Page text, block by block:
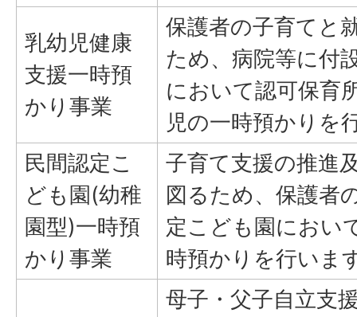
乳幼児健康
支援一時預
かり事業
保護者の子育てと
ため、病院等に付
において認可保育
児の一時預かりを
民間認定こ
ども園(幼稚
園型)一時預
かり事業
子育て支援の推進
図るため、保護者
定こども園におい
時預かりを行いま
母子・父子自立支